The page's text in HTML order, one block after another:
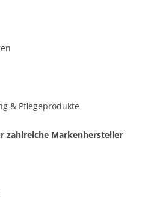
& Pflegeprodukte
zahlreiche Markenhersteller